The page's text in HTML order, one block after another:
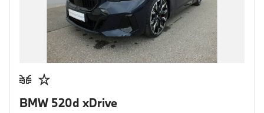
BMW 520d xDrive